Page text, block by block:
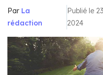
Par La
rédaction
Publié le
2024